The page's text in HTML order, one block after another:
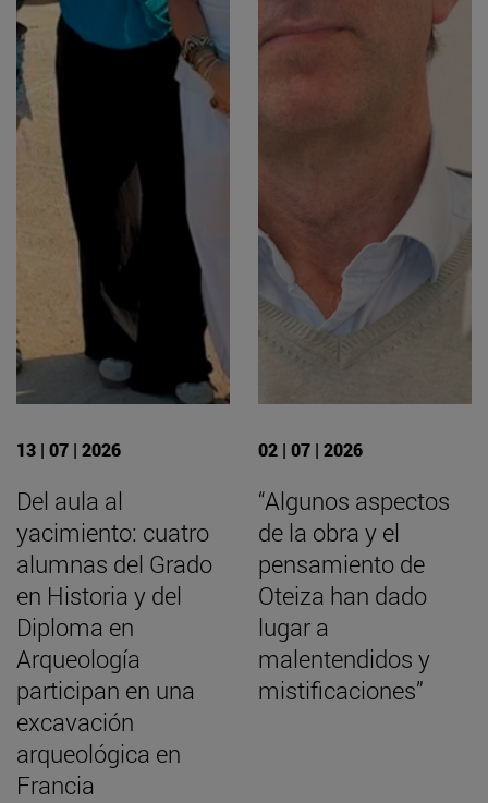
13 | 07 | 2026
Del aula al
yacimiento: cuatro
alumnas del Grado
en Historia y del
Diploma en
Arqueología
participan en una
excavación
arqueológica en
Francia
02 | 07 | 2026
“Algunos aspectos
de la obra y el
pensamiento de
Oteiza han dado
lugar a
malentendidos y
mistificaciones”